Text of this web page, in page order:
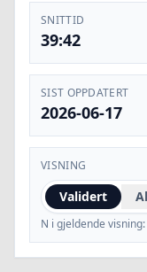
SNITTID
39:42
SIST OPPDATERT
2026-06-17
VISNING
Validert
N i gjeldende visning: